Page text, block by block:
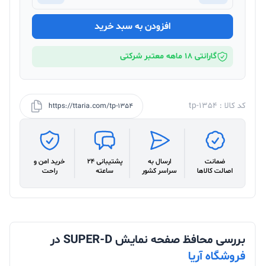
افزودن به سبد خرید
گارانتی 18 ماهه معتبر شرکتی
کد کالا : tp-1354 https://ttaria.com/tp-1354
ضمانت
اصالت کالاها
ارسال به
سراسر کشور
پشتیبانی 24
ساعته
خرید امن و
راحت
بررسی محافظ صفحه نمایش SUPER-D در
فروشگاه آریا